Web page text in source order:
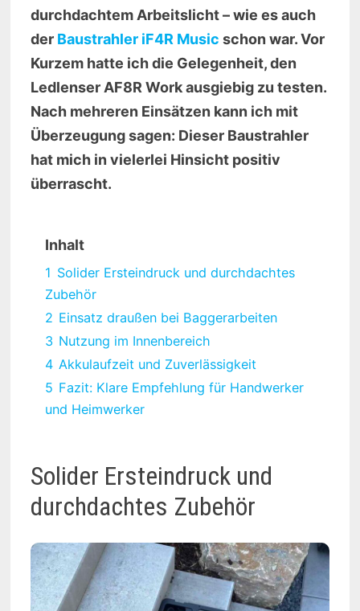
durchdachtem Arbeitslicht – wie es auch
der Baustrahler iF4R Music schon war. Vor
Kurzem hatte ich die Gelegenheit, den
Ledlenser AF8R Work ausgiebig zu testen.
Nach mehreren Einsätzen kann ich mit
Überzeugung sagen: Dieser Baustrahler
hat mich in vielerlei Hinsicht positiv
überrascht.
Inhalt
1 Solider Ersteindruck und durchdachtes
Zubehör
2 Einsatz draußen bei Baggerarbeiten
3 Nutzung im Innenbereich
4 Akkulaufzeit und Zuverlässigkeit
5 Fazit: Klare Empfehlung für Handwerker
und Heimwerker
Solider Ersteindruck und
durchdachtes Zubehör